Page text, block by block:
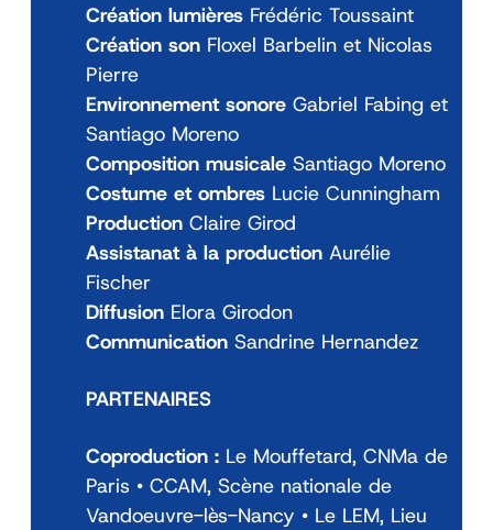
Création lumières Frédéric Toussaint
Création son Floxel Barbelin et Nicolas
Pierre
Environnement sonore Gabriel Fabing et
Santiago Moreno
Composition musicale Santiago Moreno
Costume et ombres Lucie Cunningham
Production Claire Girod
Assistanat à la production Aurélie
Fischer
Diffusion Elora Girodon
Communication Sandrine Hernandez
PARTENAIRES
Coproduction : Le Mouffetard, CNMa de
Paris • CCAM, Scène nationale de
Vandoeuvre-lès-Nancy • Le LEM, Lieu